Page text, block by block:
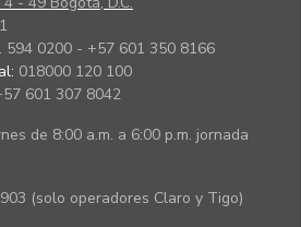
594 0200 - +57 601 350 8166
018000 120 100
601 307 8042
de 8:00 a.m. a 6:00 p.m. jornada
(solo operadores Claro y Tigo)